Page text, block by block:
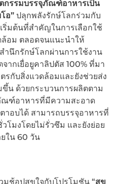
กรรมบรรจุภัณฑ์อาหารเป็น
อ” ปลุกพลังรักษ์โลกร่วมกับ
ริ่มต้นที่สำคัญในการเลือกใช้
อม ตลอดจนแนะนำให้
ำนึกรักษ์โลกผ่านการใช้งาน
ากเยื่อยูคาลิปตัส 100% ที่มา
รกับสิ่งแวดล้อมและยังช่วยส่ง
ขึ้น ด้วยกระบวนการผลิตตาม
ณฑ์อาหารที่มีความสะอาด
าอบได้ สามารถบรรจุอาหารที่
โมงโดยไม่รั่วซึม และยังย่อย
ใน 60 วัน
มช้อปสุขใจกับโปรโมชัน “สุข